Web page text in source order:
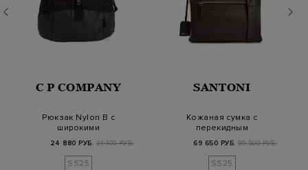
C P COMPANY
Рюкзак Nylon B с
широкими
регулируемыми
бретелями и ру…
24 880 РУБ. 31 100 РУБ.
SS25
SANTONI
Кожаная сумка с
перекидным
клапаном и
регулируемым рем…
69 650 РУБ. 99 500 РУБ.
SS25